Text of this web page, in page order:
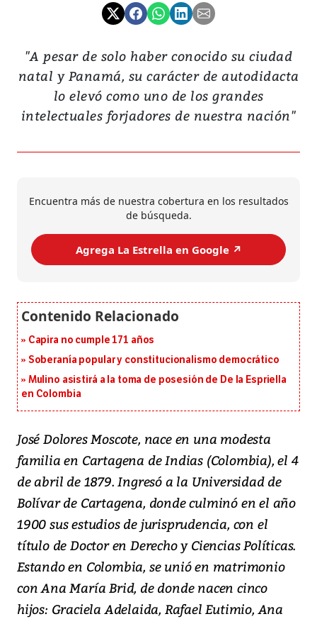
"A pesar de solo haber conocido su ciudad
natal y Panamá, su carácter de autodidacta
lo elevó como uno de los grandes
intelectuales forjadores de nuestra nación"
Encuentra más de nuestra cobertura en los resultados
de búsqueda.
Agrega La Estrella en Google ↗️
Capira no cumple 171 años
Soberanía popular y constitucionalismo democrático
Mulino asistirá a la toma de posesión de De la Espriella
en Colombia
José Dolores Moscote, nace en una modesta
familia en Cartagena de Indias (Colombia), el 4
de abril de 1879. Ingresó a la Universidad de
Bolívar de Cartagena, donde culminó en el año
1900 sus estudios de jurisprudencia, con el
título de Doctor en Derecho y Ciencias Políticas.
Estando en Colombia, se unió en matrimonio
con Ana María Brid, de donde nacen cinco
hijos: Graciela Adelaida, Rafael Eutimio, Ana